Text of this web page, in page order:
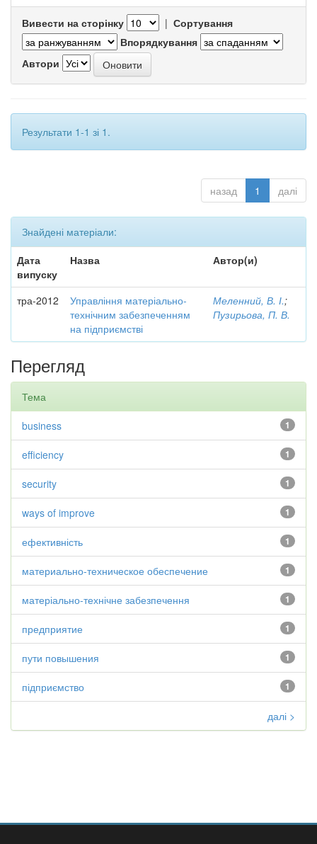
Вивести на сторінку | Сортування
Впорядкування
Автори
Результати 1-1 зі 1.
назад 1 далі
Знайдені матеріали:
Дата
випуску
Назва Автор(и)
тра-2012
Управління матеріально-
технічним забезпеченням
на підприємстві
Меленний, В. І.;
Пузирьова, П. В.
Перегляд
Тема
1
business
1
efficiency
1
security
1
ways of improve
1
ефективність
1
материально-техническое обеспечение
1
матеріально-технічне забезпечення
1
предприятие
1
пути повышения
1
підприємство
далі >